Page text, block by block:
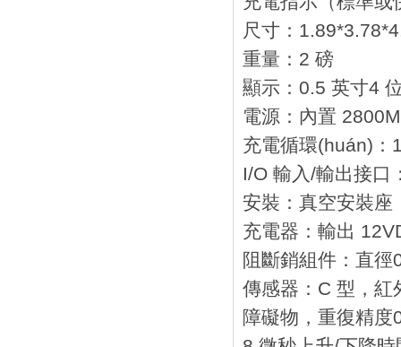
尺寸：
重量：2 磅
顯示：0.5 英寸4
電源：內置
充電循環(huán)：
I/O 輸入/輸出接口
安裝：真空安裝座
充電器：輸出
阻斷銷組件：直徑
傳感器：C 型，紅
障礙物，重復精度